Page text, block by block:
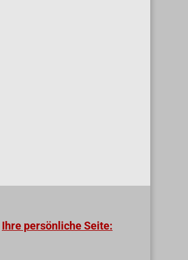
Ihre persönliche Seite: